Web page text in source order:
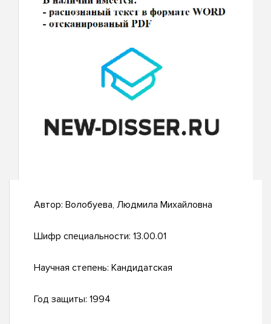
Автор: Волобуева, Людмила Михайловна
Шифр специальности: 13.00.01
Научная степень: Кандидатская
Год защиты: 1994